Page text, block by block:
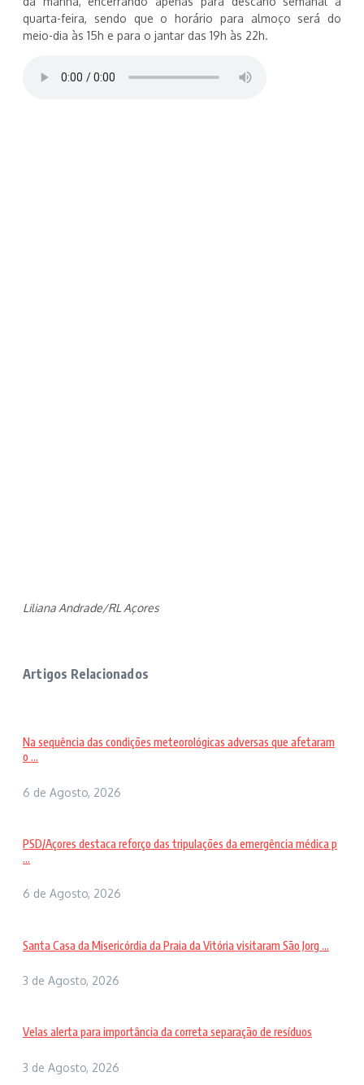
quarta-feira, sendo que o horário para almoço será do
meio-dia às 15h e para o jantar das 19h às 22h.
Liliana Andrade/RL Açores
Artigos Relacionados
Na sequência das condições meteorológicas adversas que afetaram
o ...
6 de Agosto, 2026
PSD/Açores destaca reforço das tripulações da emergência médica p
...
6 de Agosto, 2026
Santa Casa da Misericórdia da Praia da Vitória visitaram São Jorg ...
3 de Agosto, 2026
Velas alerta para importância da correta separação de resíduos
3 de Agosto, 2026